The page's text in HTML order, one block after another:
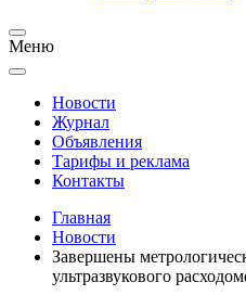
Меню
Новости
Журнал
Объявления
Тарифы и реклама
Контакты
Главная
Новости
Завершены
ультразвукового